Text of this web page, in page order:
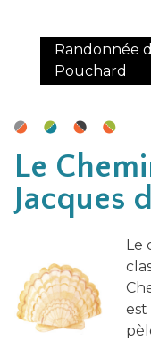
Randonnée
Pouchard
Le
Jacques
Le
est